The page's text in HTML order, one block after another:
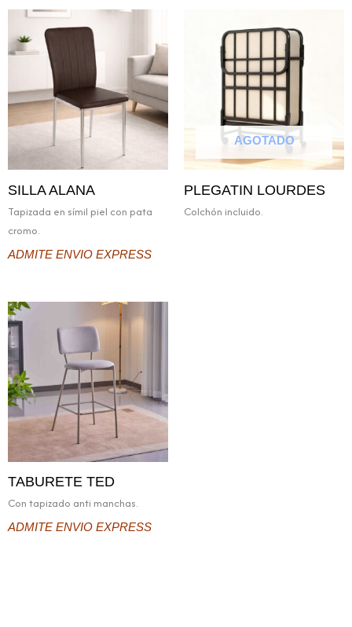
SILLA ALANA
Tapizada en símil piel con pata
cromo.
ADMITE ENVIO EXPRESS
AGOTADO
PLEGATIN LOURDES
Colchón incluido.
TABURETE TED
Con tapizado anti manchas.
ADMITE ENVIO EXPRESS